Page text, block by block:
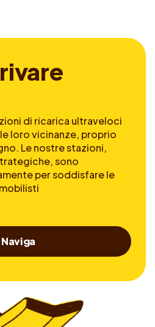
rivare
di ricarica ultraveloci
loro vicinanze, proprio
Le nostre stazioni,
sono
per soddisfare le
Naviga